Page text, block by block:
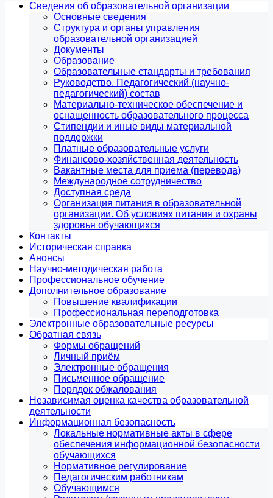
Сведения об образовательной организации
Основные сведения
Структура и органы управления
образовательной организацией
Документы
Образование
Образовательные стандарты и требования
Руководство. Педагогический (научно-
педагогический) состав
Материально-техническое обеспечение и
оснащенность образовательного процесса
Стипендии и иные виды материальной
поддержки
Платные образовательные услуги
Финансово-хозяйственная деятельность
Вакантные места для приема (перевода)
Международное сотрудничество
Доступная среда
Организация питания в образовательной
организации. Об условиях питания и охраны
здоровья обучающихся
Контакты
Историческая справка
Анонсы
Научно-методическая работа
Профессиональное обучение
Дополнительное образование
Повышение квалификации
Профессиональная переподготовка
Электронные образовательные ресурсы
Обратная связь
Формы обращений
Личный приём
Электронные обращения
Письменное обращение
Порядок обжалования
Независимая оценка качества образовательной
деятельности
Информационная безопасность
Локальные нормативные акты в сфере
обеспечения информационной безопасности
обучающихся
Нормативное регулирование
Педагогическим работникам
Обучающимся